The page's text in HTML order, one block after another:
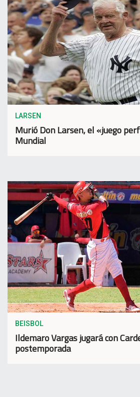
LARSEN
Murió Don Larsen, el «juego
Mundial
BEISBOL
Ildemaro Vargas jugará con
postemporada